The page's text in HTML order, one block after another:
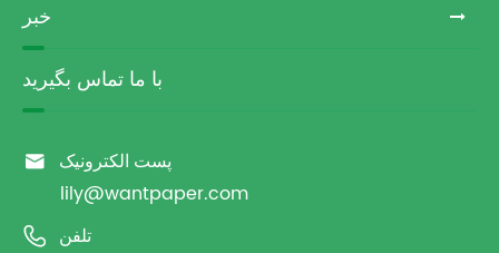
خبر
با ما تماس بگیرید
 پست الکترونیک
lily@wantpaper.com
 تلفن